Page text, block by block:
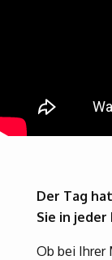
Der Tag
Sie in jeder
Ob bei Ihrer